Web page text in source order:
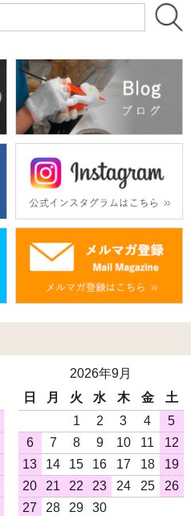
2026年9月
日
月 火 水 木 金
土
1
2 3 4
5
6
7 8 9 10 11
12
13
14 15 16 17 18
19
20
21 22 23 24 25
26
27
28 29 30